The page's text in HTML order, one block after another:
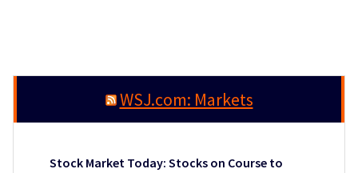
WSJ.com: Markets
Stock Market Today: Stocks on Course to